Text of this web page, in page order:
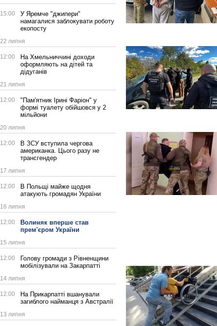
15:00
У Яремче "джипери"
намагалися заблокувати роботу
екопосту
22 липня
12:00
На Хмельниччині доходи
оформляють на дітей та
дідуганів
21 липня
12:00
"Пам'ятник Ірині Фаріон" у
формі туалету обійшовся у 2
мільйони
20 липня
12:00
В ЗСУ вступила чергова
американка. Цього разу не
трансгендер
17 липня
12:00
В Польщі майже щодня
атакують громадян України
16 липня
12:00
Волиняк вперше став
прем'єром України
15 липня
12:00
Голову громади з Рівненщини
мобілізували на Закарпатті
14 липня
12:00
На Прикарпатті вшанували
загиблого найманця з Австралії
13 липня